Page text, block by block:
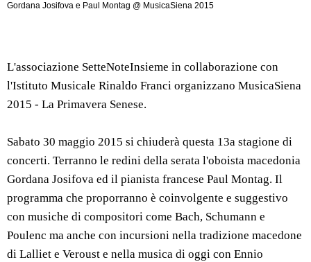
Gordana Josifova e Paul Montag @ MusicaSiena 2015
L'associazione SetteNoteInsieme in collaborazione con
l'Istituto Musicale Rinaldo Franci organizzano MusicaSiena
2015 - La Primavera Senese.
Sabato 30 maggio 2015 si chiuderà questa 13a stagione di
concerti. Terranno le redini della serata l'oboista macedonia
Gordana Josifova ed il pianista francese Paul Montag. Il
programma che proporranno è coinvolgente e suggestivo
con musiche di compositori come Bach, Schumann e
Poulenc ma anche con incursioni nella tradizione macedone
di Lalliet e Veroust e nella musica di oggi con Ennio